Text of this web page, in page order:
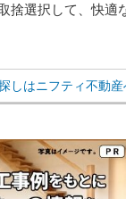
捨選択して、快適
しはニフティ不動産